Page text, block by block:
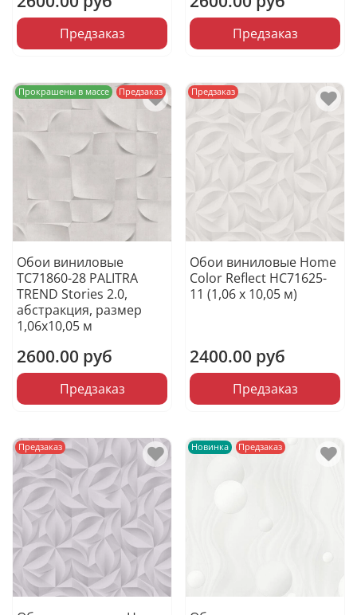
Предзаказ Предзаказ
Прокрашены в массе Предзаказ
Обои виниловые
TC71860-28 PALITRA
TREND Stories 2.0,
абстракция, размер
1,06х10,05 м
2600.00 руб
Предзаказ
Предзаказ
Обои виниловые Home
Color Reflect HC71625-
11 (1,06 х 10,05 м)
2400.00 руб
Предзаказ
Предзаказ Новинка Предзаказ